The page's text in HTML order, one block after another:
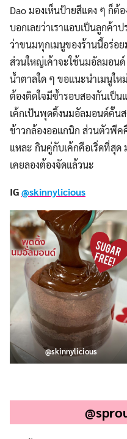
Dao มองเห็นป้ายสีแดง ๆ ก็ต้
บอกเลยว่าเราแอบเป็นลูกค้า
ว่าขนมทุกเมนูของร้านนี้อร่อ
ส่วนใหญ่เค้าจะใช้นมอัลมอน
น้ำตาลใด ๆ ขอแนะนำเมนูให
ต้องติดใจมีซ้ำรอบสองกันเป็น
เค้กเป้นพุดดิ้งนมอัลมอนด์คั้น
ข้าวกล้องออแกนิก ส่วนตัวพีค
แหละ กินคู่กับเค้กคือเริ่ดที่สุด
เคยลองต้องจัดแล้วนะ
IG@skinnylicious
@skinnylicious